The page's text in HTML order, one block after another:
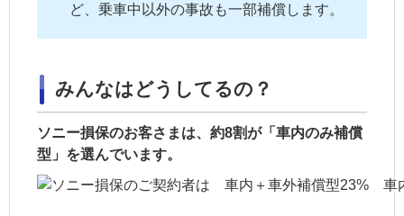
ど、乗車中以外の事故も一部補償します。
みんなはどうしてるの？
ソニー損保のお客さまは、約8割が「車内のみ補償
型」を選んでいます。